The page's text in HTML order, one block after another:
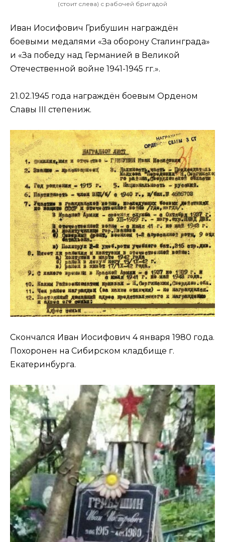
(стоит слева) с рабочей бригадой
Иван Иосифович Грибушин награждён
боевыми медалями «За оборону Сталинграда»
и «За победу над Германией в Великой
Отечественной войне 1941-1945 гг.».
21.02.1945 года награждён боевым Орденом
Славы III степениж.
Скончался Иван Иосифович 4 января 1980 года.
Похоронен на Сибирском кладбище г.
Екатеринбурга.